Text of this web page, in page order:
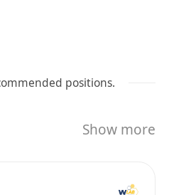
扣款事宜
錄及內部通知協調
條例》及強積金法例要求
positions.
Show more